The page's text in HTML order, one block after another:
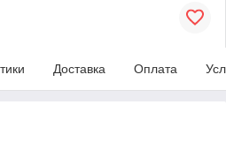
Доставка Оплата